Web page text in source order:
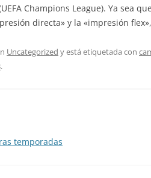
Champions League). Ya sea
directa» y la «impresión flex»,
Uncategorized y está etiquetada con
.
temporadas